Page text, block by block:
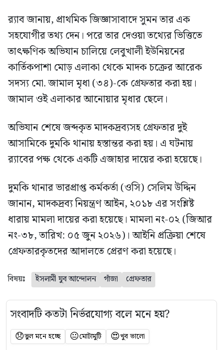
র‍্যাব জানায়, প্রাথমিক জিজ্ঞাসাবাদে সুমন তার এক
সহযোগীর তথ্য দেন। পরে তার দেওয়া তথ্যের ভিত্তিতে
তাৎক্ষণিক অভিযান চালিয়ে লেবুখালী ইউনিয়নের
কার্তিকপাশা মোড় এলাকা থেকে মাদক চক্রের আরেক
সদস্য মো. জামাল মৃধা (৩৪)-কে গ্রেফতার করা হয়।
জামাল ওই এলাকার আনোয়ার মৃধার ছেলে।
অভিযান শেষে জব্দকৃত মাদকদ্রব্যসহ গ্রেফতার দুই
আসামিকে দুমকি থানায় হস্তান্তর করা হয়। এ ঘটনায়
র‍্যাবের পক্ষ থেকে একটি এজাহার দায়ের করা হয়েছে।
দুমকি থানার ভারপ্রাপ্ত কর্মকর্তা (ওসি) সেলিম উদ্দিন
জানান, মাদকদ্রব্য নিয়ন্ত্রণ আইন, ২০১৮ এর সংশ্লিষ্ট
ধারায় মামলা দায়ের করা হয়েছে। মামলা নং-০২ (জিআর
নং-৩৮, তারিখ: ০৫ জুন ২০২৬)। আইনি প্রক্রিয়া শেষে
গ্রেফতারকৃতদের আদালতে প্রেরণ করা হয়েছে।
বিষয়ঃ ইসলামী যুব আন্দোলন গাঁজা গ্রেফতার
সংবাদটি কতটা নির্ভরযোগ্য বলে মনে হয়?
😞ভুল মনে হচ্ছে 😐মোটামুটি 😍খুব ভালো